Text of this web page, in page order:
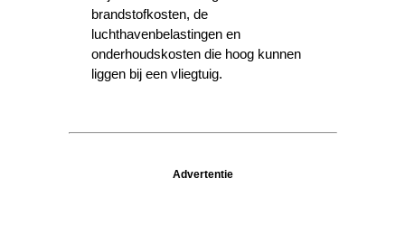
brandstofkosten, de
luchthavenbelastingen en
onderhoudskosten die hoog kunnen
liggen bij een vliegtuig.
Advertentie